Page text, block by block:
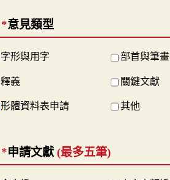
*意見類型
字形與用字 部首與筆畫
釋義 關鍵文獻
形體資料表申請 其他
*申請文獻 (最多五筆)